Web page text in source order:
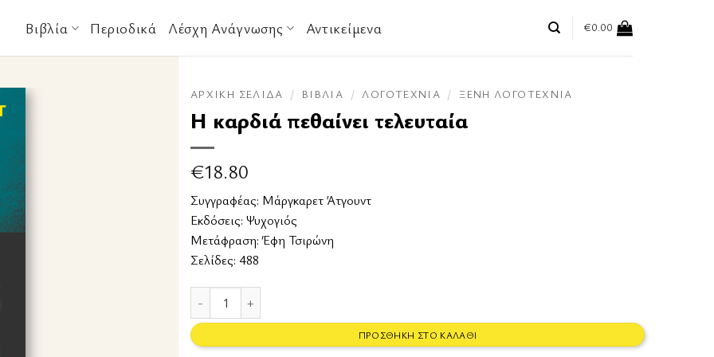
Βιβλία Περιοδικά Λέσχη Ανάγνωσης Αντικείμενα €0.00
ΑΡΧΙΚΉ ΣΕΛΊΔΑ / ΒΙΒΛΊΑ / ΛΟΓΟΤΕΧΝΊΑ / ΞΈΝΗ ΛΟΓΟΤΕΧΝΊΑ
Η καρδιά πεθαίνει τελευταία
€18.80
Συγγραφέας: Μάργκαρετ Άτγουντ
Εκδόσεις: Ψυχογιός
Μετάφραση: Έφη Τσιρώνη
Σελίδες: 488
ΠΡΟΣΘΉΚΗ ΣΤΟ ΚΑΛΆΘΙ